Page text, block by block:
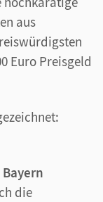
aus
Euro Preisgeld
die